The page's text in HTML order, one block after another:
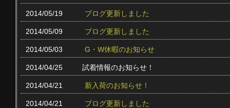
2014/05/19 ブログ更新しました
2014/05/09 ブログ更新しました
2014/05/03 G・W休暇のお知らせ
2014/04/25 試着情報のお知らせ！
2014/04/21 新入荷のお知らせ！
2014/04/21 ブログ更新しました